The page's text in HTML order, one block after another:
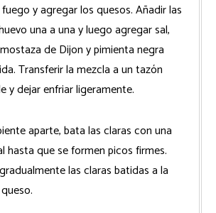
y agregar los quesos. Añadir las
una a una y luego agregar sal,
de Dijon y pimienta negra
Transferir la mezcla a un tazón
y dejar enfriar ligeramente.
aparte, bata las claras con una
hasta que se formen picos firmes.
las claras batidas a la